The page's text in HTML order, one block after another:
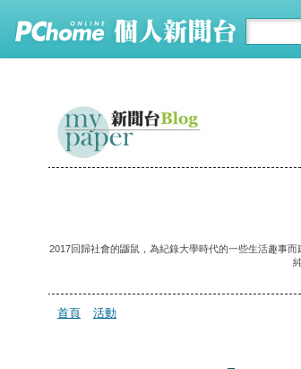
2017回歸社會的鼴鼠，為紀錄大學時代的一些生活趣事
首頁 活動